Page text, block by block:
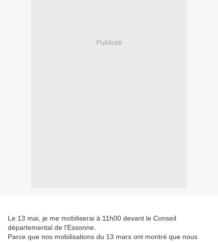
Publicité
Le 13 mai, je me mobiliserai à 11h00 devant le Conseil
départemental de l’Essonne.
Parce que nos mobilisations du 13 mars ont montré que nous